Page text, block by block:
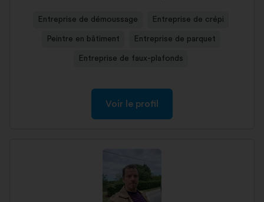
Entreprise de démoussage Entreprise de crépi
Peintre en bâtiment Entreprise de parquet
Entreprise de faux-plafonds
Voir le profil